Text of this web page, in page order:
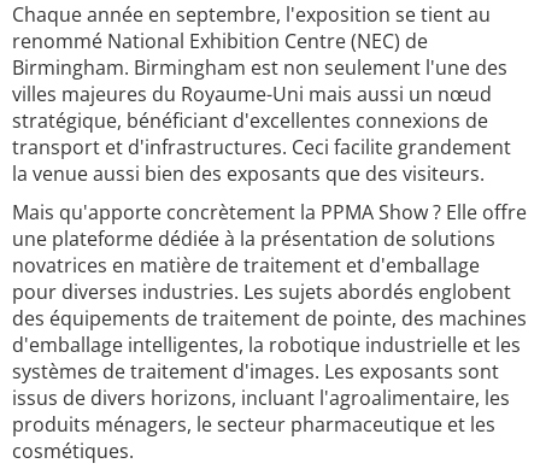
Chaque année en septembre, l'exposition se tient au
renommé National Exhibition Centre (NEC) de
Birmingham. Birmingham est non seulement l'une des
villes majeures du Royaume-Uni mais aussi un nœud
stratégique, bénéficiant d'excellentes connexions de
transport et d'infrastructures. Ceci facilite grandement
la venue aussi bien des exposants que des visiteurs.
Mais qu'apporte concrètement la PPMA Show ? Elle offre
une plateforme dédiée à la présentation de solutions
novatrices en matière de traitement et d'emballage
pour diverses industries. Les sujets abordés englobent
des équipements de traitement de pointe, des machines
d'emballage intelligentes, la robotique industrielle et les
systèmes de traitement d'images. Les exposants sont
issus de divers horizons, incluant l'agroalimentaire, les
produits ménagers, le secteur pharmaceutique et les
cosmétiques.